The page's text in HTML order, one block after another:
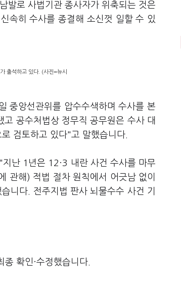
발로 사법기관 종사자가 위축되는 것은
속히 수사를 종결해 소신껏 일할 수 있
출석하고 있다. (사진=뉴시
중앙선관위를 압수수색하며 수사를 본
공수처법상 정무직 공무원은 수사 대
검토하고 있다"고 말했습니다.
난 1년은 12·3 내란 사건 수사를 마무
관해) 적법 절차 원칙에서 어긋남 없이
니다. 전주지법 판사 뇌물수수 사건 기
확인·수정했습니다.